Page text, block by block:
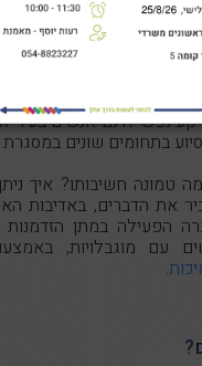
שגויות שעדין לא
רבה אנשים כמו
הקשיים עימם הם
אנשים עם
גם המחוקק הישראלי הבין
נפשי הינם אנשים בעלי
בתחומים שונים במסגרת
טמונה חשיבותו? איך
את הדברים, באדיבות
הפעילה במתן
עם מוגבלויות,
.